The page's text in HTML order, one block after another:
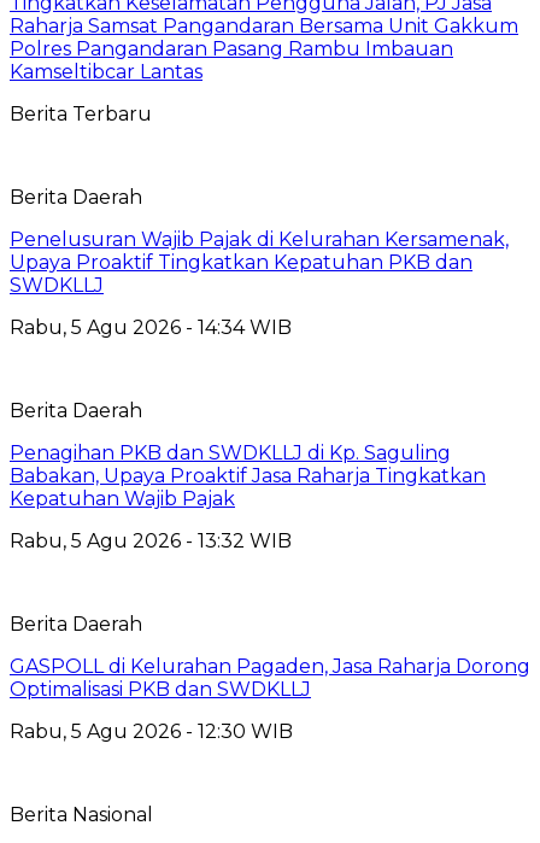
Raharja Samsat Pangandaran Bersama Unit Gakkum
Polres Pangandaran Pasang Rambu Imbauan
Kamseltibcar Lantas
Berita Terbaru
Berita Daerah
Penelusuran Wajib Pajak di Kelurahan Kersamenak,
Upaya Proaktif Tingkatkan Kepatuhan PKB dan
SWDKLLJ
Rabu, 5 Agu 2026 - 14:34 WIB
Berita Daerah
Penagihan PKB dan SWDKLLJ di Kp. Saguling
Babakan, Upaya Proaktif Jasa Raharja Tingkatkan
Kepatuhan Wajib Pajak
Rabu, 5 Agu 2026 - 13:32 WIB
Berita Daerah
GASPOLL di Kelurahan Pagaden, Jasa Raharja Dorong
Optimalisasi PKB dan SWDKLLJ
Rabu, 5 Agu 2026 - 12:30 WIB
Berita Nasional